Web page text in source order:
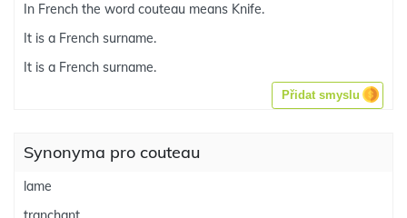
In French the word couteau means Knife.
It is a French surname.
It is a French surname.
Přidat smyslu
Synonyma pro couteau
lame